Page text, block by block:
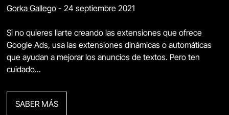
Gorka Gallego - 24 septiembre 2021
Si no quieres liarte creando las extensiones que ofrece
Google Ads, usa las extensiones dinámicas o automáticas
que ayudan a mejorar los anuncios de textos. Pero ten
cuidado...
SABER MÁS